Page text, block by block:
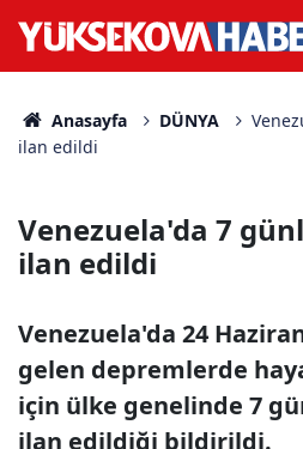
Anasayfa DÜNYA
ilan edildi
Venezuela'da 7
ilan edildi
Venezuela'da 24
gelen depremlerde
için ülke genelinde 7
ilan edildiği bildirildi.